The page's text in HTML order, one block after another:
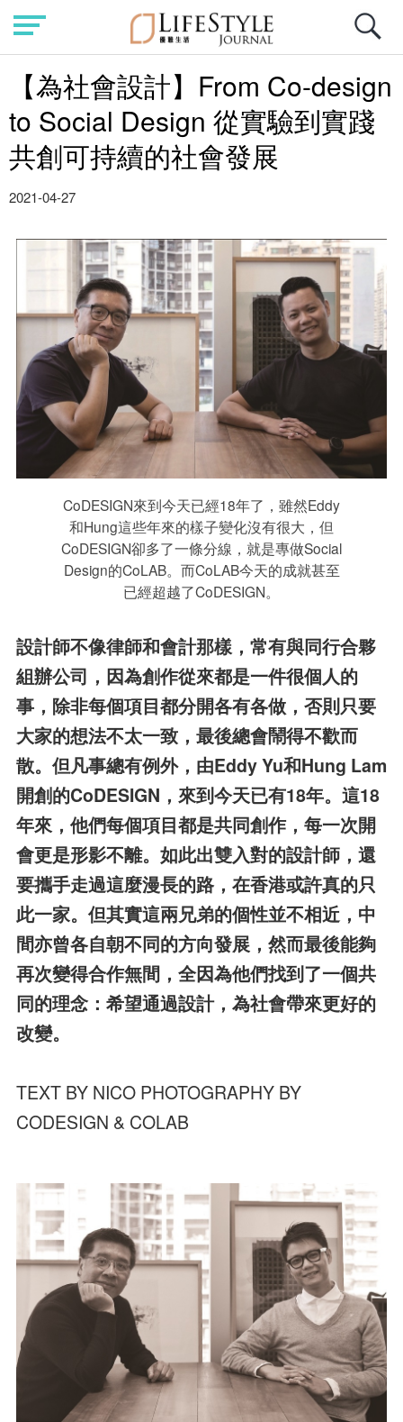
【為社會設計】From Co-design
to Social Design 從實驗到實踐
共創可持續的社會發展
2021-04-27
CoDESIGN來到今天已經18年了，雖然Eddy
和Hung這些年來的樣子變化沒有很大，但
CoDESIGN卻多了一條分線，就是專做Social
Design的CoLAB。而CoLAB今天的成就甚至
已經超越了CoDESIGN。
設計師不像律師和會計那樣，常有與同行合夥
組辦公司，因為創作從來都是一件很個人的
事，除非每個項目都分開各有各做，否則只要
大家的想法不太一致，最後總會鬧得不歡而
散。但凡事總有例外，由Eddy Yu和Hung Lam
開創的CoDESIGN，來到今天已有18年。這18
年來，他們每個項目都是共同創作，每一次開
會更是形影不離。如此出雙入對的設計師，還
要攜手走過這麼漫長的路，在香港或許真的只
此一家。但其實這兩兄弟的個性並不相近，中
間亦曾各自朝不同的方向發展，然而最後能夠
再次變得合作無間，全因為他們找到了一個共
同的理念：希望通過設計，為社會帶來更好的
改變。
TEXT BY NICO PHOTOGRAPHY BY
CODESIGN & COLAB